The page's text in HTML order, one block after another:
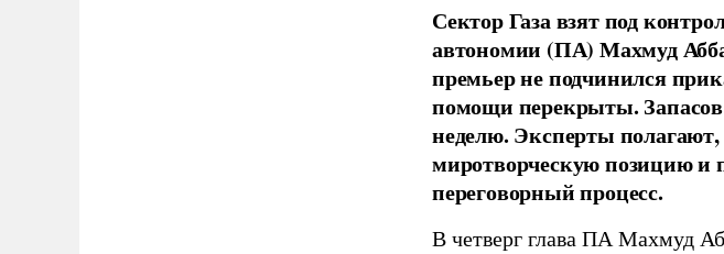
Сектор Газа взят под
автономии (ПА) Махмуд
премьер не подчинился
помощи перекрыты. Запасов
неделю. Эксперты
миротворческую позицию и
переговорный процесс.
В четверг глава ПА Махмуд